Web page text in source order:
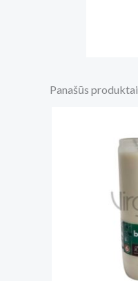
Panašūs produktai